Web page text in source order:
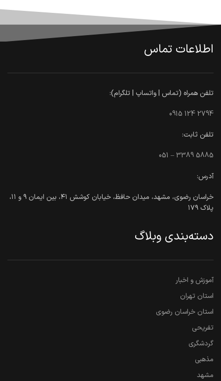
اطلاعات تماس
تلفن همراه (تماس | واتساپ | تلگرام):
0915 124 2794
تلفن ثابت:
051 – 3389 5885
آدرس:
خراسان رضوی، مشهد، میدان حافظ، خیابان کوشش ۴۱، بین ایمان ۹ و ۱۱،
پلاک ۱۷۹
دسته‌بندی وبلاگ
آموزش و اخبار
استان تهران
استان خراسان رضوی
تفریحی
گردشگری
مذهبی
مشهد